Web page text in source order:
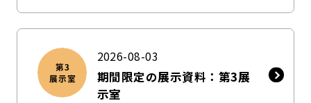
2026-08-03
期間限定の展示資料：第3展
示室